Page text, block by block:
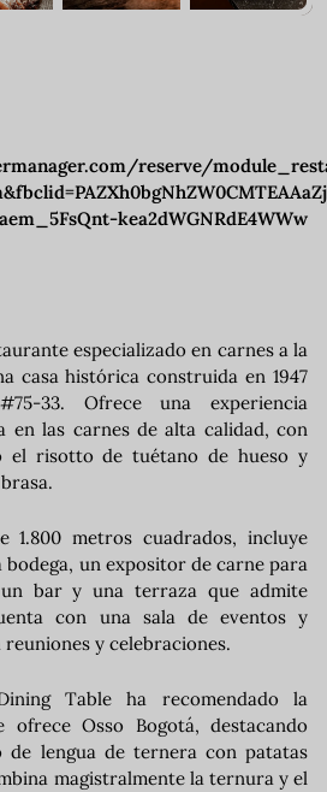
reserve/
kea2dWGNRdE4WWw
especializado en carnes a la
casa histórica construida en 1947
33. Ofrece una experiencia
en las carnes de alta calidad, con
el risotto de tuétano de hueso y
1.800 metros cuadrados, incluye
bodega, un expositor de carne para
bar y una terraza que admite
con una sala de eventos y
y celebraciones.
Table ha recomendado la
ofrece Osso Bogotá, destacando
de lengua de ternera con patatas
magistralmente la ternura y el